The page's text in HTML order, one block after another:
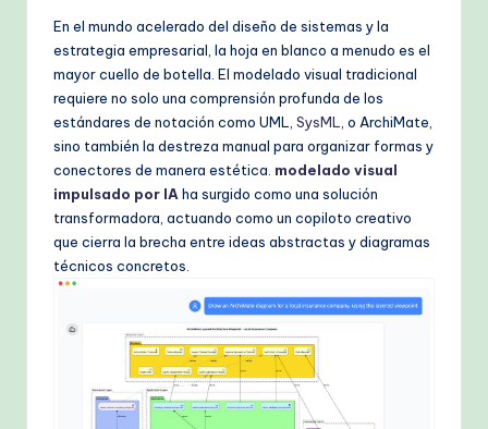
A
W
o
fl
En el mundo acelerado del diseño de sistemas y la
estrategia empresarial, la hoja en blanco a menudo es el
mayor cuello de botella. El modelado visual tradicional
requiere no solo una comprensión profunda de los
estándares de notación como UML, SysML
, o ArchiMate,
sino también la destreza manual para organizar formas y
conectores de manera estética. modelado visual
impulsado por IA ha surgido como una solución
transformadora, actuando como un copiloto creativo
que cierra la brecha entre ideas abstractas y diagramas
técnicos concretos.